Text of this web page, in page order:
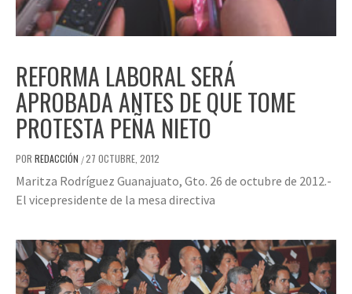
REFORMA LABORAL SERÁ
APROBADA ANTES DE QUE TOME
PROTESTA PEÑA NIETO
POR REDACCIÓN /27 OCTUBRE, 2012
Maritza Rodríguez Guanajuato, Gto. 26 de octubre de 2012.-
El vicepresidente de la mesa directiva